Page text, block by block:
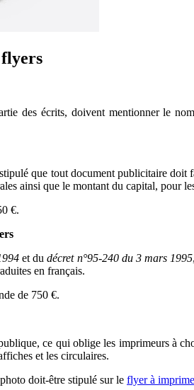
des écrits, doivent mentionner le
que tout document publicitaire
ainsi que le montant du capital, pour
€.
et du décret n°95-240 du 3 mars 1995
en français.
de 750 €.
ce qui oblige les imprimeurs à
et les circulaires.
doit-être stipulé sur le flyer à